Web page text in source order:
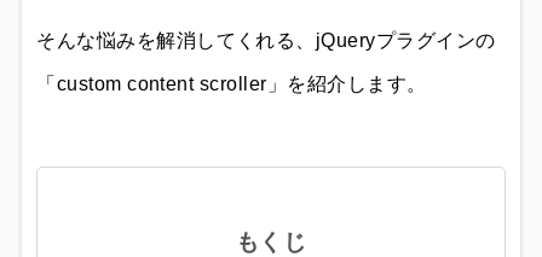
そんな悩みを解消してくれる、jQueryプラグインの
「custom content scroller」を紹介します。
もくじ